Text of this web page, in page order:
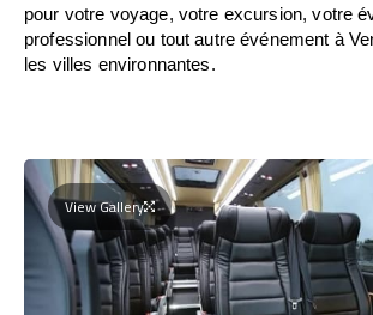
pour votre voyage, votre excursion, votre
professionnel ou tout autre événement à
les villes environnantes.
View Gallery